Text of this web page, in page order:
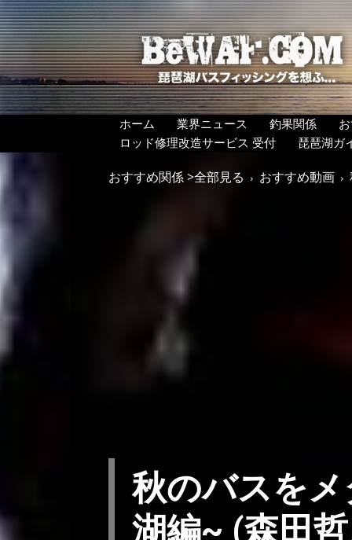
BeWAF
(ビ
ワ
エ
フ）
ホーム 業界ニュース 釣果関係
ロッド修理改造サービス 受付
琵琶湖ガ
おすすめ関係 >全部見る おすすめ動画
秋のバスを
湖編~ (森田